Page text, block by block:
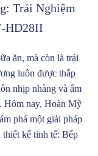
Trải Nghiệm
HD28II
ăn, mà còn là trái
luôn được thắp
nhịp nhàng và ấm
Hôm nay, Hoàn Mỹ
phá một giải pháp
thiết kế tinh tế: Bếp